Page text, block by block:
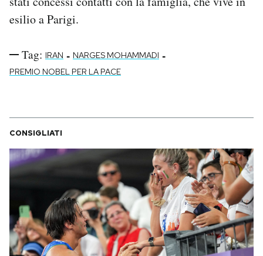
esilio a Parigi.
Tag: IRAN - NARGES MOHAMMADI -
PREMIO NOBEL PER LA PACE
CONSIGLIATI